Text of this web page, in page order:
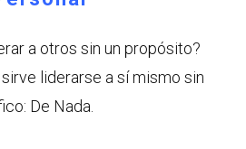
a otros sin un propósito?
liderarse a sí mismo sin
De Nada.